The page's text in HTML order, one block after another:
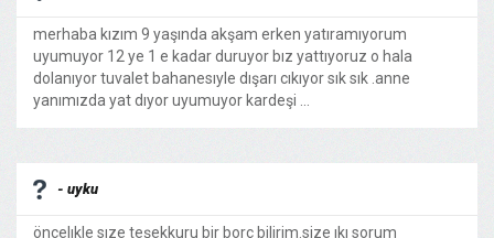
merhaba kızım 9 yaşında akşam erken yatıramıyorum
uyumuyor 12 ye 1 e kadar duruyor bız yattıyoruz o hala
dolanıyor tuvalet bahanesıyle dışarı cıkıyor sık sık .anne
yanımızda yat dıyor uyumuyor kardeşi ...
- uyku
öncelıkle sıze teşekkuru bir borç bilirim.size ıkı sorum